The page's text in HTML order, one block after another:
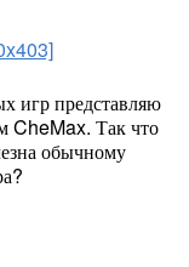
игр представляю
CheMax. Так что
обычному